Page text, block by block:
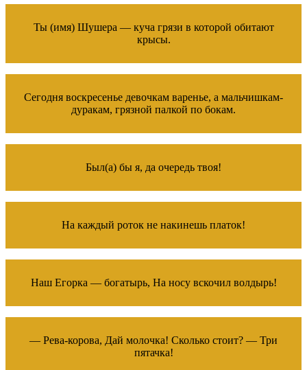
Ты (имя) Шушера — куча грязи в которой обитают
крысы.
Сегодня воскресенье девочкам варенье, а мальчишкам-
дуракам, грязной палкой по бокам.
Был(а) бы я, да очередь твоя!
На каждый роток не накинешь платок!
Наш Егорка — богатырь, На носу вскочил волдырь!
— Рева-корова, Дай молочка! Сколько стоит? — Три
пятачка!